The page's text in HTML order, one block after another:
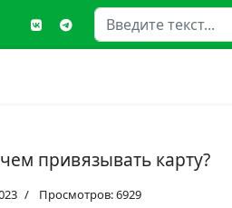
Поиск
привязывать карту?
Просмотров: 6929